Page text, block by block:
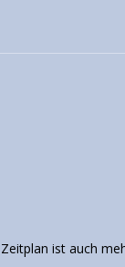
ist auch